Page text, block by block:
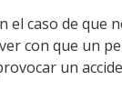
caso de que
con que un
un